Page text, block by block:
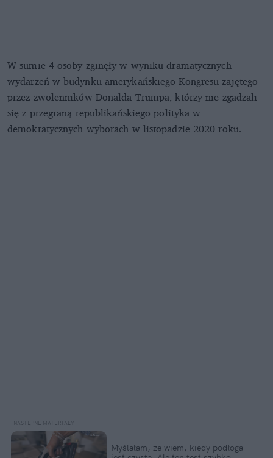
W sumie 4 osoby zginęły w wyniku dramatycznych
wydarzeń w budynku amerykańskiego Kongresu zajętego
przez zwolenników Donalda Trumpa, którzy nie zgadzali
się z przegraną republikańskiego polityka w
demokratycznych wyborach w listopadzie 2020 roku.
Myślałam, że wiem, kiedy podłoga